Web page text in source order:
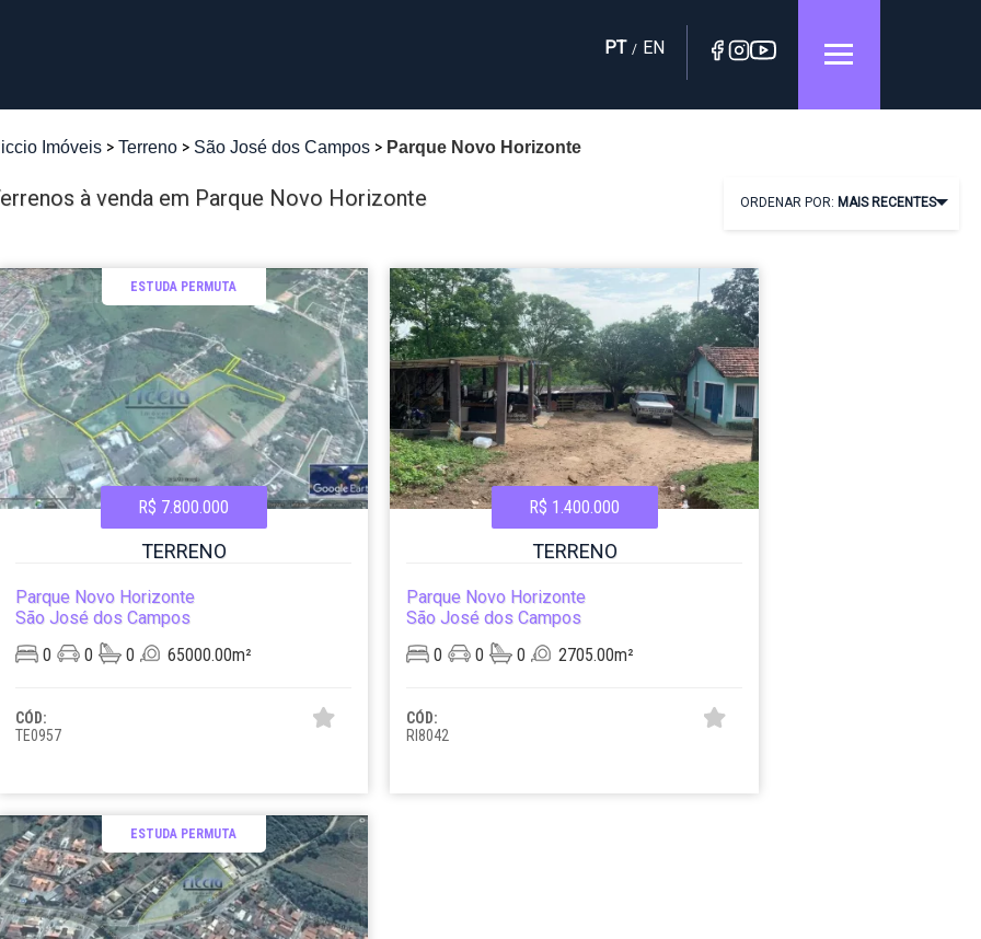
PT / EN
Imóveis Terreno São José dos Campos Parque Novo Horizonte
à venda em Parque Novo Horizonte ORDENAR POR: MAIS RECENTES
ESTUDA PERMUTA
R$ 7.800.000
TERRENO
Parque Novo Horizonte
São José dos Campos
0
0 0 65000.00m²
CÓD:
TE0957
R$ 1.400.000
TERRENO
Parque Novo Horizonte
São José dos Campos
0
0 0 2705.00m²
CÓD:
RI8042
ESTUDA PERMUTA